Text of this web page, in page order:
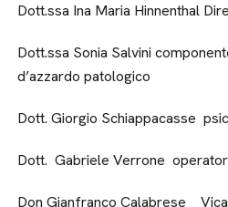
Dott.ssa Ina Maria Hinnenthal
Dott.ssa Sonia Salvini
d’azzardo patologico
Dott. Giorgio Schiappacasse
Dott. Gabriele Verrone
Don Gianfranco Calabrese